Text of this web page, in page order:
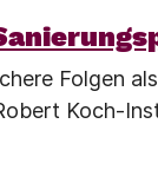
Folgen
Koch-